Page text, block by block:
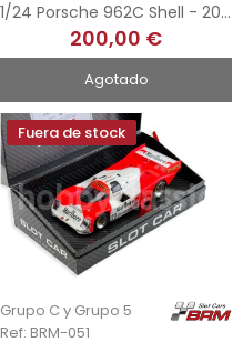
1/24 Porsche 962C Shell - 200 Miles Norisring 1987
200,00 €
Agotado
Fuera de stock
Grupo C y Grupo 5
Ref: BRM-051